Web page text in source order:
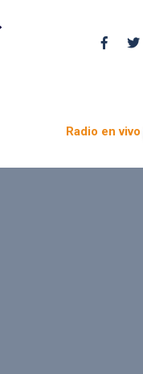
Radio en vivo